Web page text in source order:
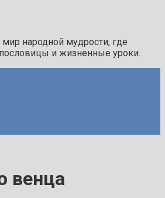
народной мудрости, где
и жизненные уроки.
венца